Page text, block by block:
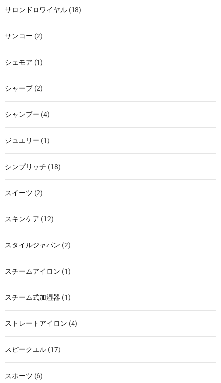
サロンドロワイヤル (18)
サンコー (2)
シェモア (1)
シャープ(2)
シャンプー (4)
ジュエリー (1)
シンプリッチ (18)
スイーツ (2)
スキンケア (12)
スタイルジャパン (2)
スチームアイロン (1)
スチーム式加湿器 (1)
ストレートアイロン (4)
スピークエル (17)
スポーツ (6)